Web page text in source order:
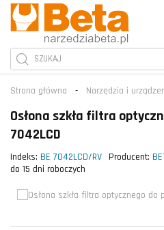
Strona główna Narzędzia i
Osłona szkła filtra
7042LCD
Indeks: BE 7042LCD/RV Producent:
do 15 dni roboczych